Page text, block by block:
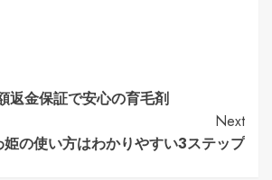
返金保証で安心の育毛剤
Next
姫の使い方はわかりやすい3ステップ